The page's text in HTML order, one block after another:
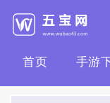
首页 手游